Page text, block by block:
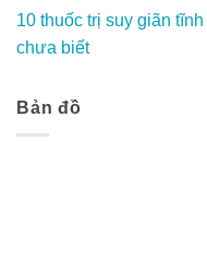
10 thuốc trị suy giãn
chưa biết
Bản đồ